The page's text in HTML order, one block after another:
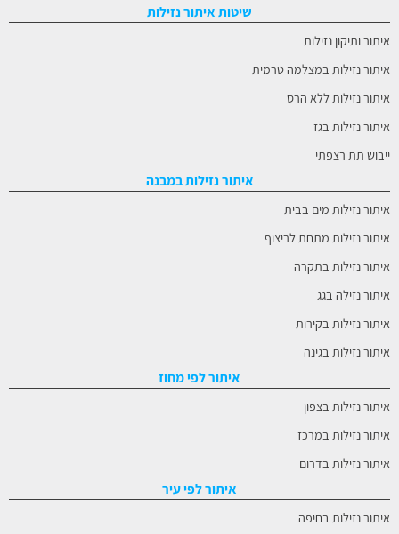
שיטות איתור נזילות
איתור ותיקון נזילות
איתור נזילות במצלמה טרמית
איתור נזילות ללא הרס
איתור נזילות בגז
ייבוש תת רצפתי
איתור נזילות במבנה
איתור נזילות מים בבית
איתור נזילות מתחת לריצוף
איתור נזילות בתקרה
איתור נזילה בגג
איתור נזילות בקירות
איתור נזילות בגינה
איתור לפי מחוז
איתור נזילות בצפון
איתור נזילות במרכז
איתור נזילות בדרום
איתור לפי עיר
איתור נזילות בחיפה